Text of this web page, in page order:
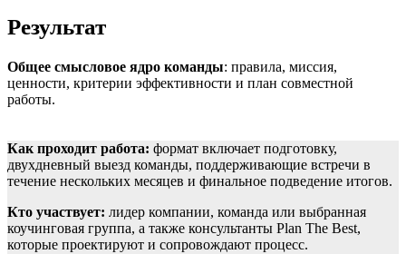
Результат
Общее смысловое ядро команды: правила, миссия,
ценности, критерии эффективности и план совместной
работы.
Как проходит работа: формат включает подготовку,
двухдневный выезд команды, поддерживающие встречи в
течение нескольких месяцев и финальное подведение итогов.
Кто участвует: лидер компании, команда или выбранная
коучинговая группа, а также консультанты Plan The Best,
которые проектируют и сопровождают процесс.